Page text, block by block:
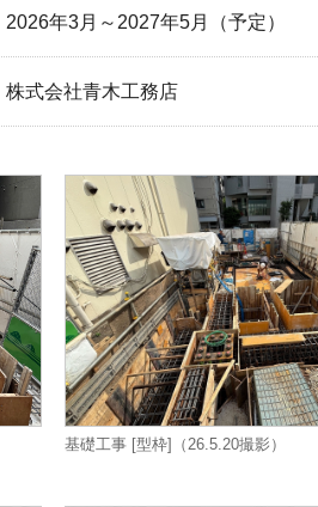
2026年3月～2027年5月（予定）
株式会社青木工務店
基礎工事 [型枠]（26.5.20撮影）